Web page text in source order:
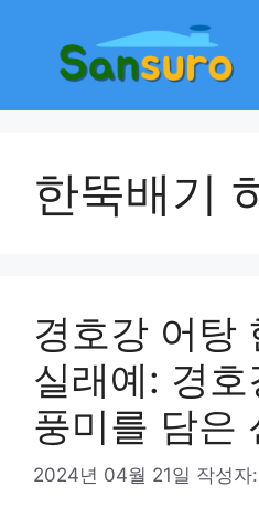
한뚝배기
경호강 어탕
실래예: 경호
풍미를 담은
2024년 04월 21일 작성자: